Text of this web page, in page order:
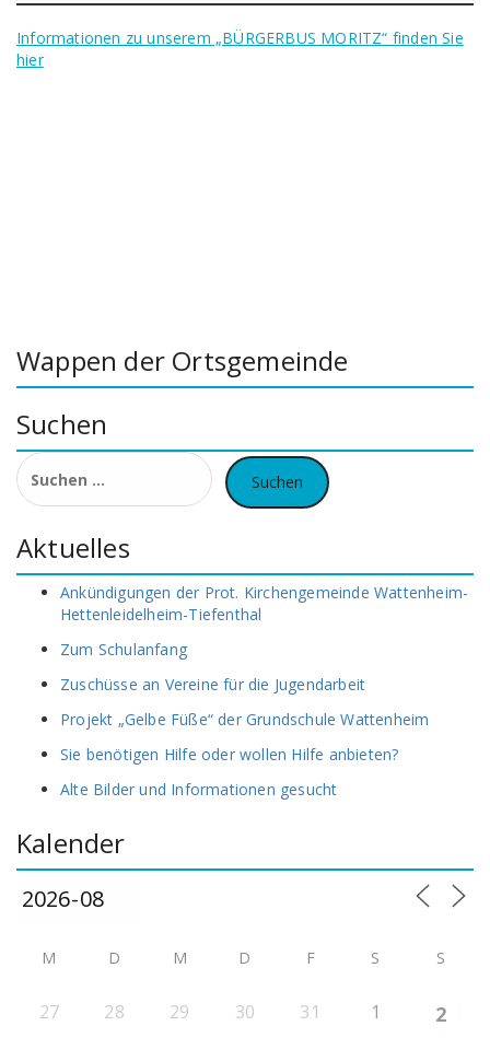
Informationen zu unserem „BÜRGERBUS MORITZ“ finden Sie
hier
Wappen der Ortsgemeinde
Suchen
Suchen
nach:
Aktuelles
Ankündigungen der Prot. Kirchengemeinde Wattenheim-
Hettenleidelheim-Tiefenthal
Zum Schulanfang
Zuschüsse an Vereine für die Jugendarbeit
Projekt „Gelbe Füße“ der Grundschule Wattenheim
Sie benötigen Hilfe oder wollen Hilfe anbieten?
Alte Bilder und Informationen gesucht
Kalender
M D M D F S S
27 28 29 30 31 1 2